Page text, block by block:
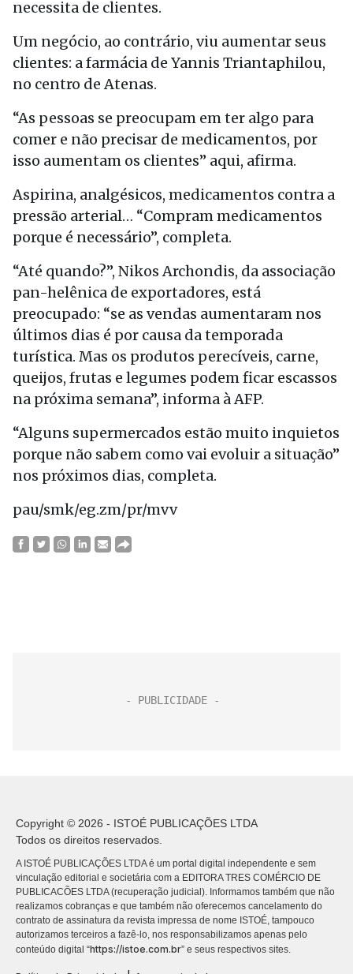
necessita de clientes.
Um negócio, ao contrário, viu aumentar seus
clientes: a farmácia de Yannis Triantaphilou,
no centro de Atenas.
“As pessoas se preocupam em ter algo para
comer e não precisar de medicamentos, por
isso aumentam os clientes” aqui, afirma.
Aspirina, analgésicos, medicamentos contra a
pressão arterial… “Compram medicamentos
porque é necessário”, completa.
“Até quando?”, Nikos Archondis, da associação
pan-helênica de exportadores, está
preocupado: “se as vendas aumentaram nos
últimos dias é por causa da temporada
turística. Mas os produtos perecíveis, carne,
queijos, frutas e legumes podem ficar escassos
na próxima semana”, informa à AFP.
“Alguns supermercados estão muito inquietos
porque não sabem como vai evoluir a situação”
nos próximos dias, completa.
pau/smk/eg.zm/pr/mvv
Copyright © 2026 - ISTOÉ PUBLICAÇÕES LTDA
Todos os direitos reservados.
A ISTOÉ PUBLICAÇÕES LTDA é um portal digital independente e sem
vinculação editorial e societária com a EDITORA TRES COMÉRCIO DE
PUBLICACÕES LTDA (recuperação judicial). Informamos também que não
realizamos cobranças e que também não oferecemos cancelamento do
contrato de assinatura da revista impressa de nome ISTOÉ, tampouco
autorizamos terceiros a fazê-lo, nos responsabilizamos apenas pelo
conteúdo digital “https://istoe.com.br” e seus respectivos sites.